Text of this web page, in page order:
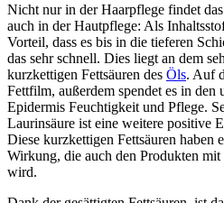
Nicht nur in der Haarpflege findet
auch in der Hautpflege: Als
Vorteil, dass es bis in die tieferen
das sehr schnell. Dies liegt an dem
kurzkettigen Fettsäuren des Öls. Auf
Fettfilm, außerdem spendet es in den
Epidermis Feuchtigkeit und Pflege.
Laurinsäure ist eine weitere positive
Diese kurzkettigen Fettsäuren haben
Wirkung, die auch den Produkten mit
wird.